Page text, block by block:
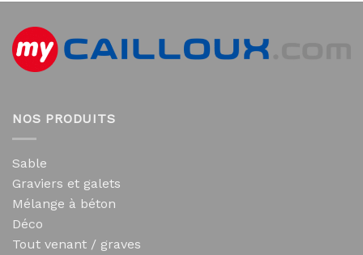
NOS PRODUITS
Sable
Graviers et galets
Mélange à béton
Déco
Tout venant / graves